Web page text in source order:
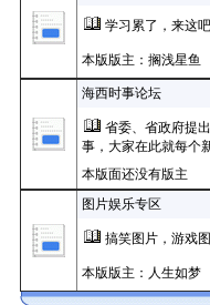
学习累了，来这
本版版主：搁浅星鱼
海西时事论坛
省委、省政府提
事，大家在此就每个
本版面还没有版主
图片娱乐专区
搞笑图片，游戏
本版版主：人生如梦